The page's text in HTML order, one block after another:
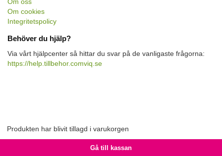
Om cookies
Integritetspolicy
Behöver du hjälp?
Via vårt hjälpcenter så hittar du svar på de vanligaste frågorna:
https://help.tillbehor.comviq.se
Produkten har blivit tillagd i varukorgen
Gå till kassan